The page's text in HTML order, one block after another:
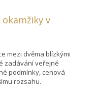
v
mezi dvěma blízkými
zadávání veřejné
podmínky, cenová
rozsahu.